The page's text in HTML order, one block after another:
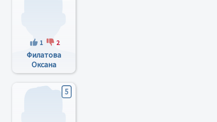
1 2
Филатова
Оксана
Степановна
5